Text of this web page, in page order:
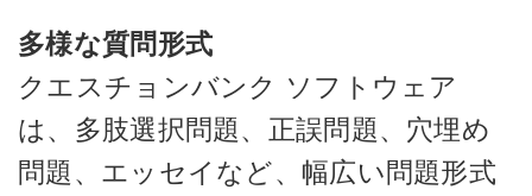
多様な質問形式
クエスチョンバンク ソフトウェア
は、多肢選択問題、正誤問題、穴埋め
問題、エッセイなど、幅広い問題形式